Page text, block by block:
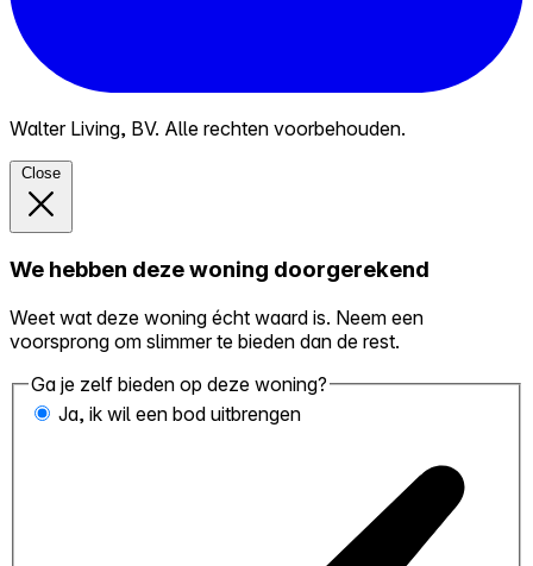
Walter Living, BV. Alle rechten voorbehouden.
Close
We hebben deze woning doorgerekend
Weet wat deze woning écht waard is. Neem een
voorsprong om slimmer te bieden dan de rest.
Ga je zelf bieden op deze woning?
Ja, ik wil een bod uitbrengen